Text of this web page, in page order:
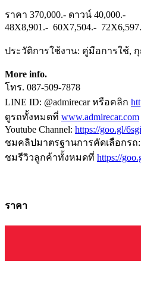
ราคา 370,000.- ดาวน์ 40,000.-
48X8,901.- 60X7,504.-
ประวัติการใช้งาน: คู่มือการใช้,
More info.
โทร. 087-509-7878
LINE ID: @admirecar หรือคลิก
ดูรถทั้งหมดที่ www.admirecar.com
Youtube Channel: https://goo.gl/
ชมคลิปมาตรฐานการคัดเลือกรถ:
ชมรีวิวลูกค้าทั้งหมดที่ https://
ราคา